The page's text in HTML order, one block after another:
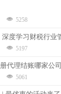
5258
5197
5061